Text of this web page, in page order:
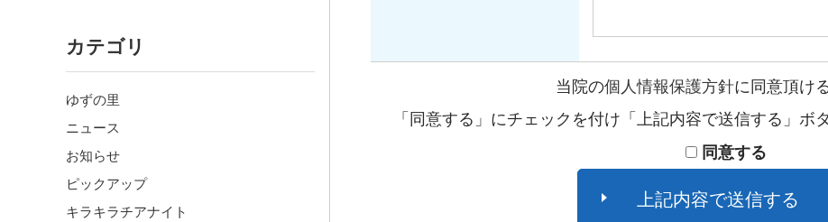
カテゴリ
ゆずの里
ニュース
お知らせ
ピックアップ
キラキラチアナイト
当院の個人情報保護方針に同意頂け
「同意する」にチェックを付け「上記内容で送信する」ボ
同意する
上記内容で送信する